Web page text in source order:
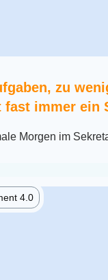
zu
fast immer ein
Morgen im
4.0